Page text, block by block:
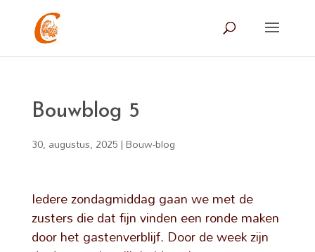
Bouwblog 5
30, augustus, 2025|Bouw-blog
Iedere zondagmiddag gaan we met de
zusters die dat fijn vinden een ronde maken
door het gastenverblijf. Door de week zijn